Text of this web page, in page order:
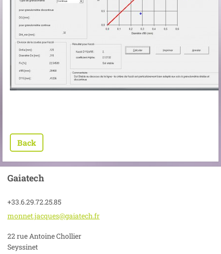
Back
Gaiatech
+33.6.29.72.25.85
monnet.jacques@gaiatech.fr
22 rue Antoine Chollier
Seyssinet